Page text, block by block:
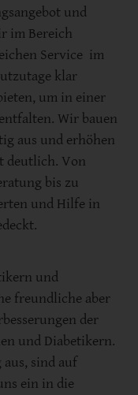
und
im Bereich
Service im
klar
um in einer
Wir bauen
aus und erhöhen
deutlich. Von
bis zu
und Hilfe in
und
freundliche aber
der
und Diabetikern.
sind auf
ein in die